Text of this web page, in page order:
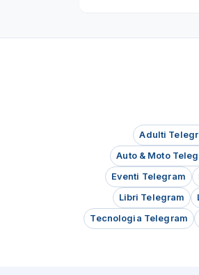
Adulti
Auto & Moto
Eventi Telegram
Libri Telegram
Tecnologia Telegram